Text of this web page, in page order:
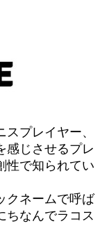
プレイヤー、
感じさせるプレ
性で知られてい
クネームで呼ば
ちなんでラコス